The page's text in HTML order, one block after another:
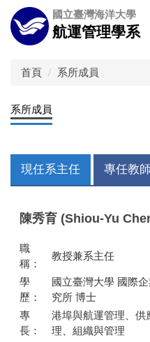
跳
到
主
區
國立臺灣海洋大學
航運管理學系
首頁 系所成員
系所成員
現任系主任 專任教師
陳秀育 (Shiou-Yu
職
稱：
教授兼系主任
學
歷：
國立臺灣大學 國際
究所 博士
專
長：
港埠與航運管理、供
理、組織與管理